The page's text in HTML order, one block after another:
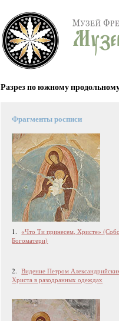
Разрез по южному
Фрагменты росписи
1. «Что Ти принесем, Христе»
Богоматери)
2.Видение Петром
Христа в разодранных одеждах